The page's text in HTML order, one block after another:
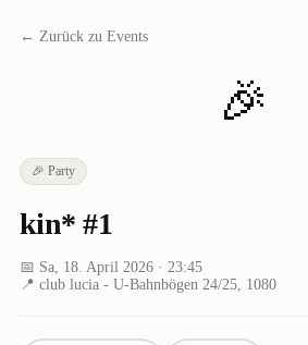
← Zurück zu Events
🎉
🎉 Party
kin* #1
📅 Sa, 18. April 2026· 23:45
📍 club lucia - U-Bahnbögen 24/25, 1080